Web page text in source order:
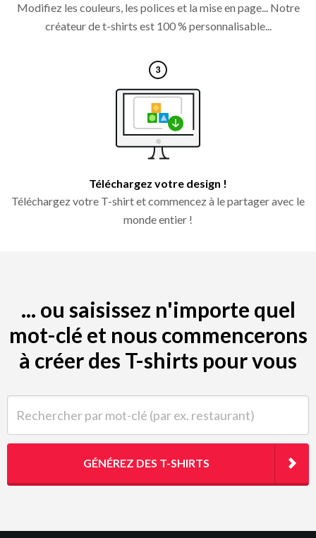
Modifiez les couleurs, les polices et la mise en page... Notre
créateur de t-shirts est 100 % personnalisable...
Téléchargez votre design !
Téléchargez votre T-shirt et commencez à le partager avec le
monde entier !
... ou saisissez n'importe quel
mot-clé et nous commencerons
à créer des T-shirts pour vous
GÉNÉREZ DES T-SHIRTS